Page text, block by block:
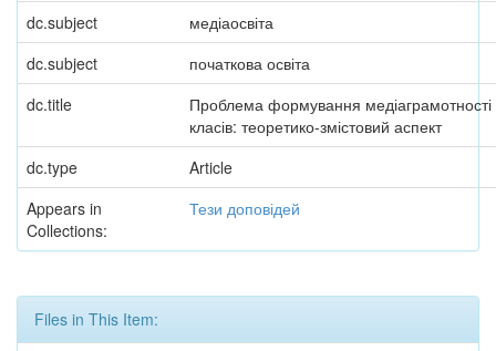
dc.subject
медіаосвіта
dc.subject
початкова освіта
dc.title
Проблема формування медіаграмотності
класів: теоретико-змістовий аспект
dc.type
Article
Appears in
Collections:
Тези доповідей
Files in This Item: